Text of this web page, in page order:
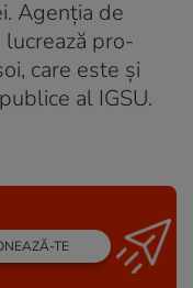
Agenția de
pro-
care este și
al IGSU.
TE